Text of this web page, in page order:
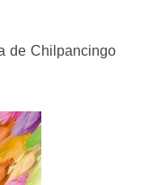
de Chilpancingo